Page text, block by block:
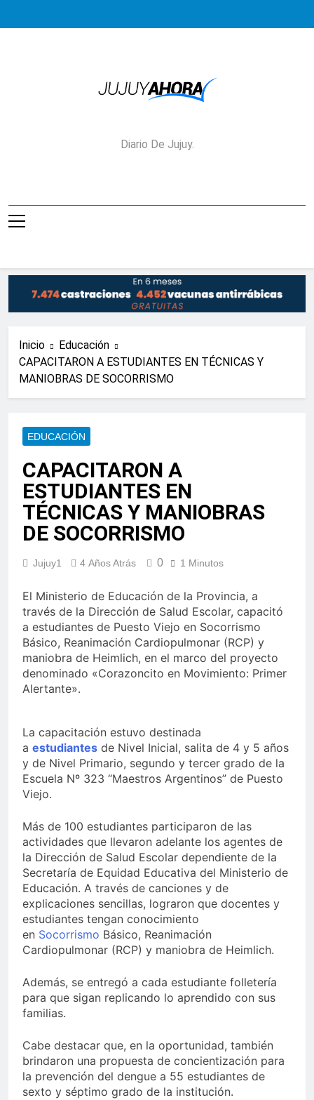
Jujuy Ahora!
Diario De Jujuy.
Inicio
Educación
CAPACITARON A ESTUDIANTES EN TÉCNICAS Y
MANIOBRAS DE SOCORRISMO
EDUCACIÓN
CAPACITARON A
ESTUDIANTES EN
TÉCNICAS Y MANIOBRAS
DE SOCORRISMO
Jujuy1 4 Años Atrás 0 1 Minutos
El Ministerio de Educación de la Provincia, a
través de la Dirección de Salud Escolar, capacitó
a estudiantes de Puesto Viejo en Socorrismo
Básico, Reanimación Cardiopulmonar (RCP) y
maniobra de Heimlich, en el marco del proyecto
denominado «Corazoncito en Movimiento: Primer
Alertante».
La capacitación estuvo destinada
a estudiantes de Nivel Inicial, salita de 4 y 5 años
y de Nivel Primario, segundo y tercer grado de la
Escuela Nº 323 “Maestros Argentinos” de Puesto
Viejo.
Más de 100 estudiantes participaron de las
actividades que llevaron adelante los agentes de
la Dirección de Salud Escolar dependiente de la
Secretaría de Equidad Educativa del Ministerio de
Educación. A través de canciones y de
explicaciones sencillas, lograron que docentes y
estudiantes tengan conocimiento
en Socorrismo Básico, Reanimación
Cardiopulmonar (RCP) y maniobra de Heimlich.
Además, se entregó a cada estudiante folletería
para que sigan replicando lo aprendido con sus
familias.
Cabe destacar que, en la oportunidad, también
brindaron una propuesta de concientización para
la prevención del dengue a 55 estudiantes de
sexto y séptimo grado de la institución.